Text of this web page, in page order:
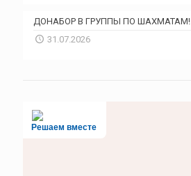
ДОНАБОР В ГРУППЫ ПО ШАХМАТАМ!
31.07.2026
Решаем вместе